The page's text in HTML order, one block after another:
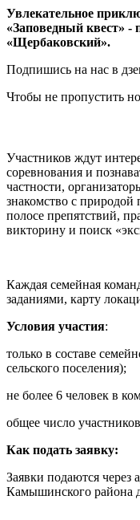
Увлекательное
«Заповедный квест» -
«Щербаковский».
Подпишись на нас в
Чтобы не пропустить
Участников ждут
соревнования и
частности,
знакомство с природой
полосе препятствий,
викторину и поиск
Каждая семейная
заданиями, карту
Условия участия:
только в составе
сельского поселения);
не более 6 человек в
общее число
Как подать заявку:
Заявки подаются через
Камышинского района